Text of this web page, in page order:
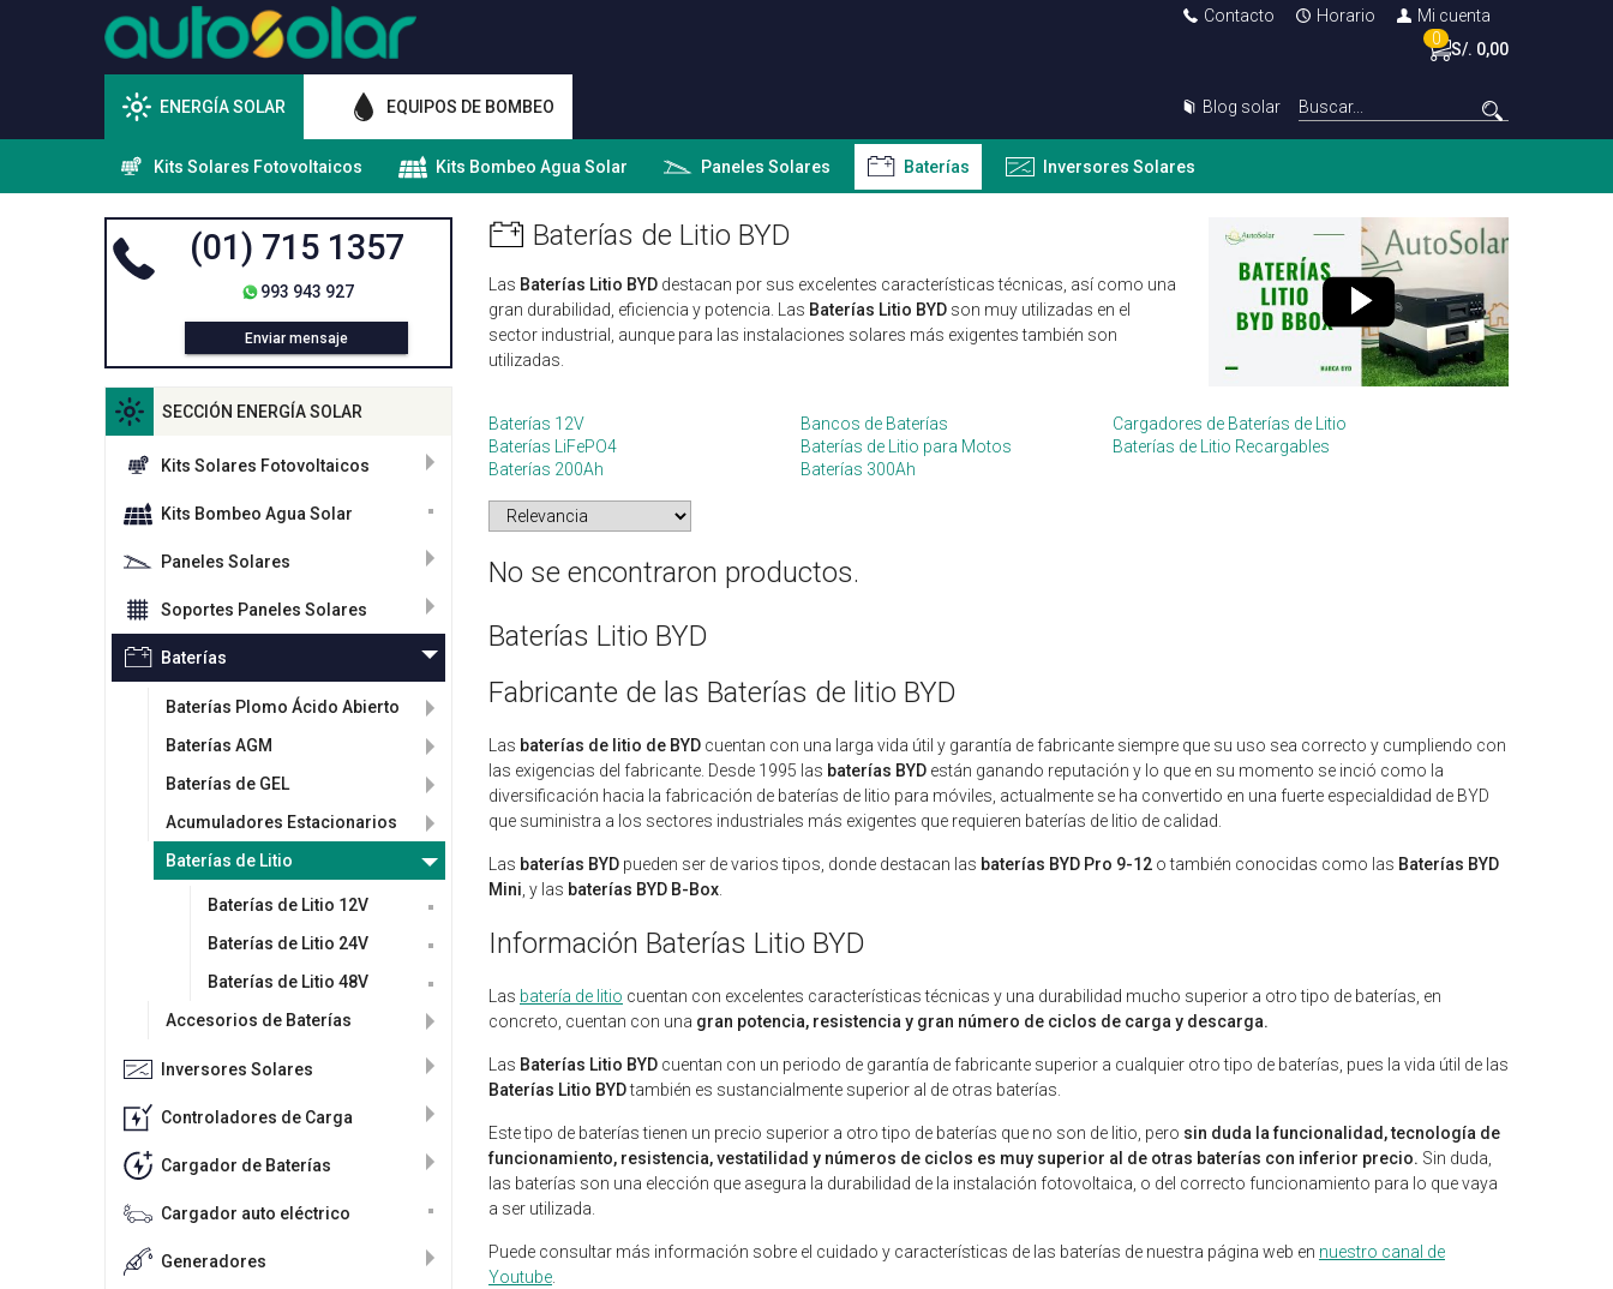
Contacto Horario
Mi cuenta
0
S/. 0,00
ENERGÍA SOLAR EQUIPOS DE BOMBEO Blog solar
Kits Solares Fotovoltaicos Kits Bombeo Agua Solar Paneles Solares Baterías Inversores Solares
(01) 715 1357
993 943 927
Enviar mensaje
SECCIÓN ENERGÍA SOLAR
Kits Solares Fotovoltaicos
Kits Bombeo Agua Solar
Paneles Solares
Soportes Paneles Solares
Baterías
Baterías Plomo Ácido Abierto
Baterías AGM
Baterías de GEL
Acumuladores Estacionarios
Baterías de Litio
Baterías de Litio 12V
Baterías de Litio 24V
Baterías de Litio 48V
Accesorios de Baterías
Inversores Solares
Controladores de Carga
Cargador de Baterías
Cargador auto eléctrico
Generadores
Baterías de Litio BYD
Las Baterías Litio BYD destacan por sus excelentes características técnicas, así como una
gran durabilidad, eficiencia y potencia. Las Baterías Litio BYD son muy utilizadas en el
sector industrial, aunque para las instalaciones solares más exigentes también son
utilizadas.
Baterías 12V Bancos de Baterías
Cargadores de Baterías de Litio
Baterías LiFePO4
Baterías de Litio para Motos
Baterías de Litio Recargables
Baterías 200Ah
Baterías 300Ah
No se encontraron productos.
Baterías Litio BYD
Fabricante de las Baterías de litio BYD
Las baterías de litio de BYD cuentan con una larga vida útil y garantía de fabricante siempre que su uso sea correcto y cumpliendo con
las exigencias del fabricante. Desde 1995 las baterías BYD están ganando reputación y lo que en su momento se inció como la
diversificación hacia la fabricación de baterías de litio para móviles, actualmente se ha convertido en una fuerte especialdidad de BYD
que suministra a los sectores industriales más exigentes que requieren baterías de litio de calidad.
Las baterías BYD pueden ser de varios tipos, donde destacan las baterías BYD Pro 9-12 o también conocidas como las Baterías BYD
Mini, y las baterías BYD B-Box.
Información Baterías Litio BYD
Las batería de litio cuentan con excelentes características técnicas y una durabilidad mucho superior a otro tipo de baterías, en
concreto, cuentan con una gran potencia, resistencia y gran número de ciclos de carga y descarga.
Las Baterías Litio BYD cuentan con un periodo de garantía de fabricante superior a cualquier otro tipo de baterías, pues la vida útil de las
Baterías Litio BYDtambién es sustancialmente superior al de otras baterías.
Este tipo de baterías tienen un precio superior a otro tipo de baterías que no son de litio, pero sin duda la funcionalidad, tecnología de
funcionamiento, resistencia, vestatilidad y números de ciclos es muy superior al de otras baterías con inferior precio. Sin duda,
las baterías son una elección que asegura la durabilidad de la instalación fotovoltaica, o del correcto funcionamiento para lo que vaya
a ser utilizada.
Puede consultar más información sobre el cuidado y características de las baterías de nuestra página web en nuestro canal de
Youtube